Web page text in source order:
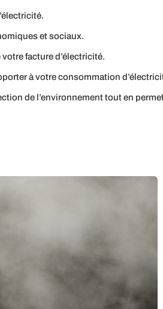
et sociaux.
facture d’électricité.
à votre consommation
de l’environnement tout en